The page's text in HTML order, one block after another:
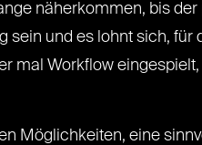
näherkommen, bis
sein und es lohnt sich, für
mal Workflow
Möglichkeiten, eine